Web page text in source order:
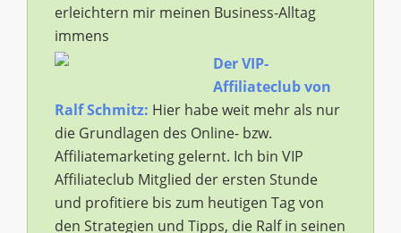
erleichtern mir meinen Business-Alltag
immens
Der VIP-
Affiliateclub von
Ralf Schmitz: Hier habe weit mehr als nur
die Grundlagen des Online- bzw.
Affiliatemarketing gelernt. Ich bin VIP
Affiliateclub Mitglied der ersten Stunde
und profitiere bis zum heutigen Tag von
den Strategien und Tipps, die Ralf in seinen